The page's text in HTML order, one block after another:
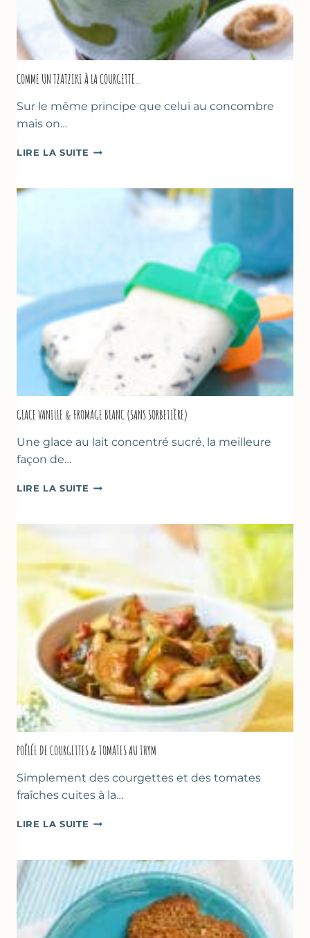
COMME UN TZATZIKI À LA COURGETTE…
Sur le même principe que celui au concombre
mais on…
LIRE LA SUITE COMME
À
COURGETTE…
GLACE VANILLE & FROMAGE BLANC (SANS SORBETIÈRE)
Une glace au lait concentré sucré, la meilleure
façon de…
LIRE LA SUITE GLACE
POÊLÉE DE COURGETTES & TOMATES AU THYM
Simplement des courgettes et des tomates
fraîches cuites à la…
LIRE LA SUITE POÊLÉE
&
TOMATES
AU
THYM